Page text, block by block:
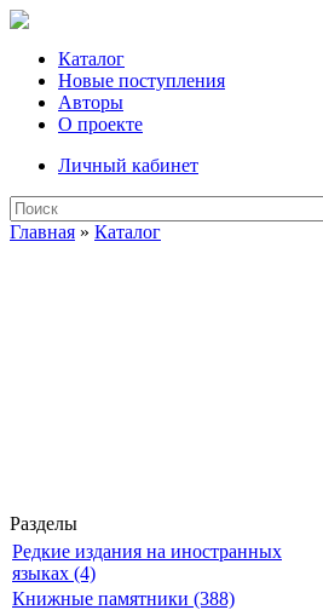
Каталог
Новые поступления
Авторы
О проекте
Личный кабинет
Главная » Каталог
Разделы
Редкие издания на иностранных
языках (4)
Книжные памятники (388)